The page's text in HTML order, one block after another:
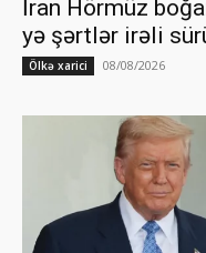
İran Hörmüz
yə şərtlər irəli
Ölkə xarici 08/08/2026